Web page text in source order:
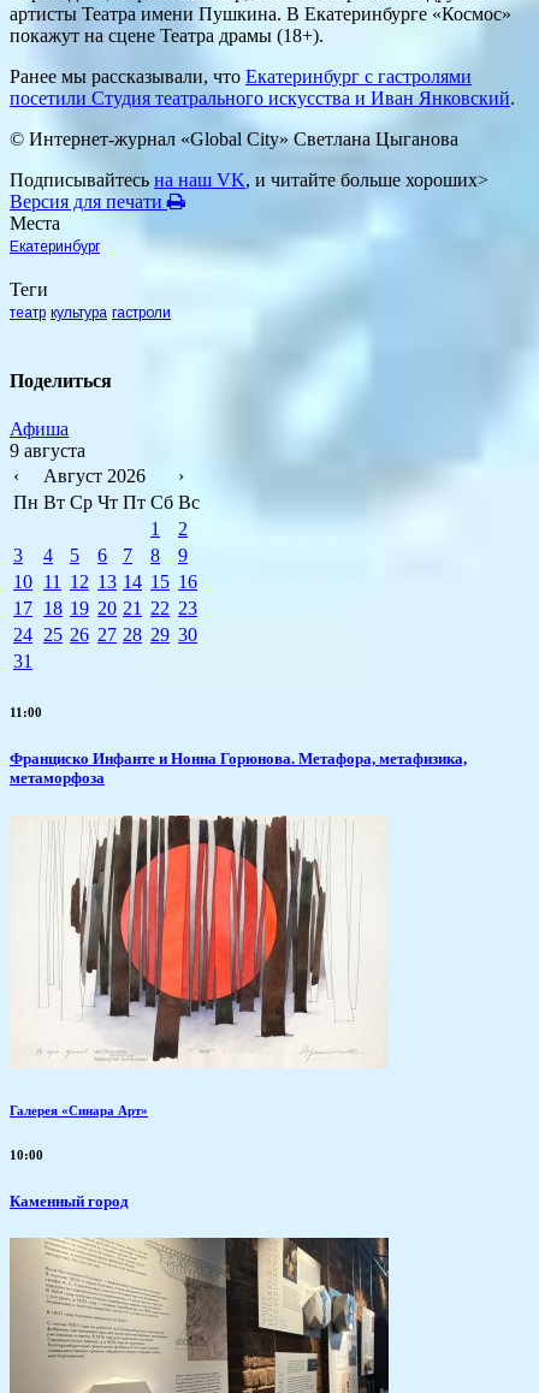
артисты Театра имени Пушкина. В Екатеринбурге «Космос»
покажут на сцене Театра драмы (18+).
Ранее мы рассказывали, что Екатеринбург с гастролями
посетили Студия театрального искусства и Иван Янковский.
© Интернет-журнал «Global City» Светлана Цыганова
Подписывайтесь на наш VK, и читайте больше хороших>
Версия для печати
Места
Екатеринбург
Теги
театр культура гастроли
Поделиться
Афиша
9 августа
‹
Август 2026
›
Пн Вт Ср Чт Пт Сб Вс
1
2
3
4 5 6 7 8
9
10 11 12 13 14 15 16
17 18 19 20 21 22 23
24 25 26 27 28 29 30
31
11:00
Франциско Инфанте и Нонна Горюнова. Метафора, метафизика,
метаморфоза
Галерея «Синара Арт»
10:00
Каменный город